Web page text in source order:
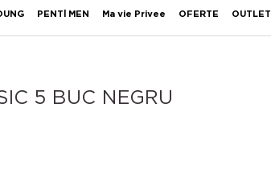
PENTİ MEN Ma vie Privee OFERTE OUTLET
5 BUC NEGRU